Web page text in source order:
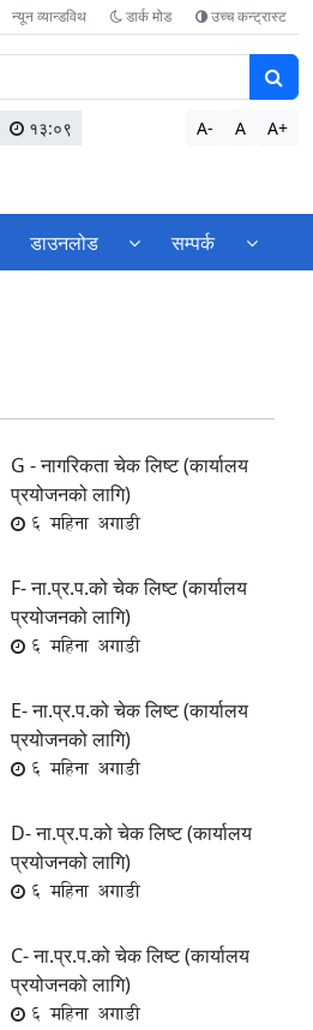
न्यून व्यान्डविथ डार्क मोड उच्च कन्ट्रास्ट
१३:०९ A- A A+
डाउनलोड सम्पर्क
G - नागरिकता चेक लिष्ट (कार्यालय
प्रयोजनको लागि)
6 महिना अगाडी
F- ना.प्र.प.को चेक लिष्ट (कार्यालय
प्रयोजनको लागि)
6 महिना अगाडी
E- ना.प्र.प.को चेक लिष्ट (कार्यालय
प्रयोजनको लागि)
6 महिना अगाडी
D- ना.प्र.प.को चेक लिष्ट (कार्यालय
प्रयोजनको लागि)
6 महिना अगाडी
C- ना.प्र.प.को चेक लिष्ट (कार्यालय
प्रयोजनको लागि)
6 महिना अगाडी